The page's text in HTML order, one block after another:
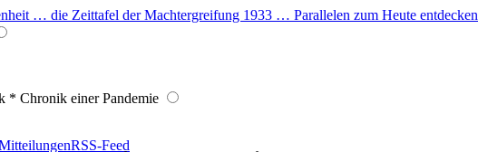
… die Zeittafel der Machtergreifung 1933 … Parallelen zum Heute entdecken
* Chronik einer Pandemie
RSS-Feed